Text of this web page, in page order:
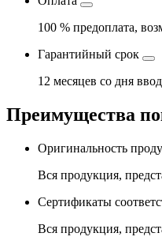
100 % предоплата,
Гарантийный срок
12 месяцев со дня
Преимущества
Оригинальность
Вся продукция,
Сертификаты
Вся продукция,